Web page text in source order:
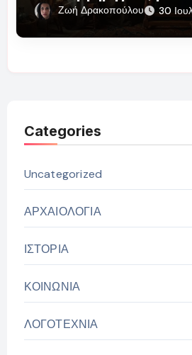
Ζωή Δρακοπούλου 30
Categories
Uncategorized
ΑΡΧΑΙΟΛΟΓΙΑ
ΙΣΤΟΡΙΑ
ΚΟΙΝΩΝΙΑ
ΛΟΓΟΤΕΧΝΙΑ